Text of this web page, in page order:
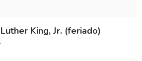
King, Jr. (feriado)